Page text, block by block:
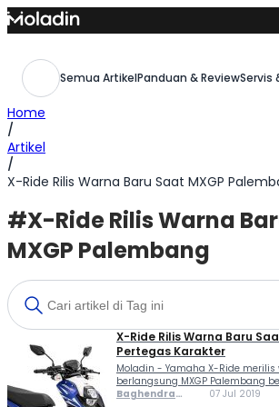
Skip
to
Semua ArtikelPanduan & ReviewServis
Home
/
Artikel
/
X-Ride Rilis Warna Baru Saat MXGP
#X-Ride Rilis Warna
MXGP Palembang
X-Ride Rilis Warna Baru
Pertegas Karakter
Moladin - Yamaha X-Ride
berlangsung MXGP Palembang
Yamaha ingin pertegas karakter
Baghendra
07 Jul 2019